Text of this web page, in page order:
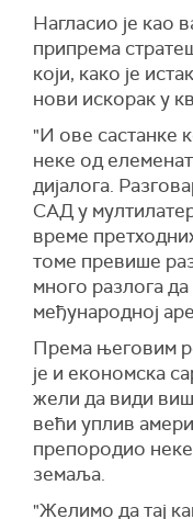
Нагласио је као
припрема
који, како је
нови искорак у
"И ове састанке
неке од
дијалога.
САД у
време
томе превише
много разлога
међународној
Према његовим
је и економска
жели да види
већи уплив
препородио
земаља.
"Желимо да тај